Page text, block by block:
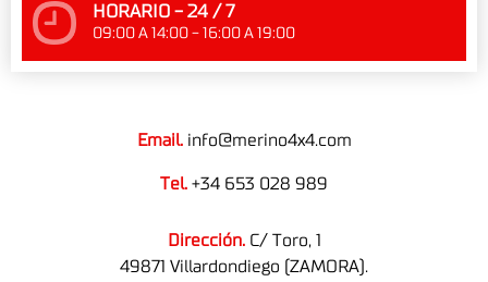
HORARIO - 24 / 7
09:00 A 14:00 - 16:00 A 19:00
Email. info@merino4x4.com
Tel. +34 653 028 989
Dirección.C/ Toro, 1
49871 Villardondiego (ZAMORA).